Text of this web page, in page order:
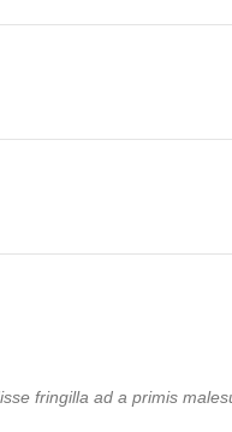
fringilla ad a primis